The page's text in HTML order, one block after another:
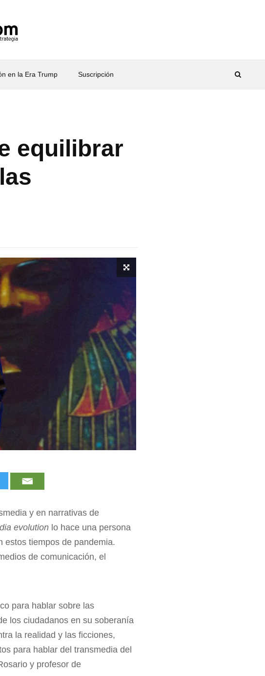
en la Era Trump Suscripción
equilibrar
y en narrativas de
evolution lo hace una persona
estos tiempos de pandemia.
de comunicación, el
para hablar sobre las
los ciudadanos en su soberanía
la realidad y las ficciones,
para hablar del transmedia del
y profesor de